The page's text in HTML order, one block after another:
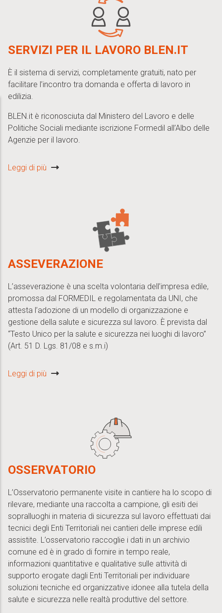
SERVIZI PER IL LAVORO BLEN.IT
È il sistema di servizi, completamente gratuiti, nato per
facilitare l’incontro tra domanda e offerta di lavoro in
edilizia.
BLEN.it è riconosciuta dal Ministero del Lavoro e delle
Politiche Sociali mediante iscrizione Formedil all’Albo delle
Agenzie per il lavoro.
Leggi di più
ASSEVERAZIONE
L’asseverazione è una scelta volontaria dell’impresa edile,
promossa dal FORMEDIL e regolamentata da UNI, che
attesta l’adozione di un modello di organizzazione e
gestione della salute e sicurezza sul lavoro. È prevista dal
“Testo Unico per la salute e sicurezza nei luoghi di lavoro”
(Art. 51 D. Lgs. 81/08 e s.m.i)
Leggi di più
OSSERVATORIO
L’Osservatorio permanente visite in cantiere ha lo scopo di
rilevare, mediante una raccolta a campione, gli esiti dei
sopralluoghi in materia di sicurezza sul lavoro effettuati dai
tecnici degli Enti Territoriali nei cantieri delle imprese edili
assistite. L’osservatorio raccoglie i dati in un archivio
comune ed è in grado di fornire in tempo reale,
informazioni quantitative e qualitative sulle attività di
supporto erogate dagli Enti Territoriali per individuare
soluzioni tecniche ed organizzative idonee alla tutela della
salute e sicurezza nelle realtà produttive del settore.